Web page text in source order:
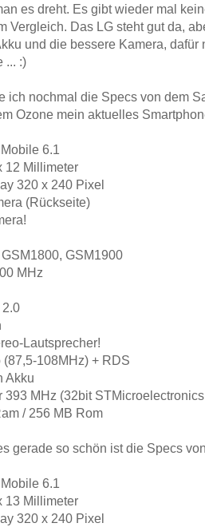
es dreht. Es gibt wieder mal
Vergleich. Das LG steht gut da,
und die bessere Kamera, dafür
... :)
ich nochmal die Specs von dem
Ozone mein aktuelles
6.1
12 Millimeter
320 x 240 Pixel
(Rückseite)
GSM1900
MHz
Lautsprecher!
(87,5-108MHz) + RDS
Akku
393 MHz (32bit
/ 256 MB Rom
gerade so schön ist die Specs
6.1
13 Millimeter
320 x 240 Pixel